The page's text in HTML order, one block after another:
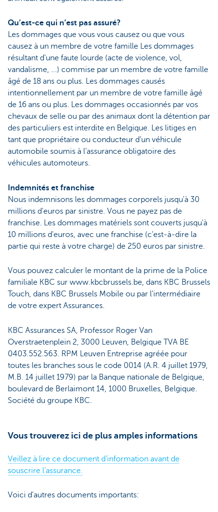
Qu’est-ce qui n’est pas assuré?
Les dommages que vous vous causez ou que vous
causez à un membre de votre famille Les dommages
résultant d'une faute lourde (acte de violence, vol,
vandalisme, ...) commise par un membre de votre famille
âgé de 18 ans ou plus. Les dommages causés
intentionnellement par un membre de votre famille âgé
de 16 ans ou plus. Les dommages occasionnés par vos
chevaux de selle ou par des animaux dont la détention par
des particuliers est interdite en Belgique. Les litiges en
tant que propriétaire ou conducteur d’un véhicule
automobile soumis à l’assurance obligatoire des
véhicules automoteurs.
Indemnités et franchise
Nous indemnisons les dommages corporels jusqu'à 30
millions d'euros par sinistre. Vous ne payez pas de
franchise. Les dommages matériels sont couverts jusqu'à
10 millions d'euros, avec une franchise (c'est-à-dire la
partie qui reste à votre charge) de 250 euros par sinistre.
Vous pouvez calculer le montant de la prime de la Police
familiale KBC sur www.kbcbrussels.be, dans KBC Brussels
Touch, dans KBC Brussels Mobile ou par l'intermédiaire
de votre expert Assurances.
KBC Assurances SA, Professor Roger Van
Overstraetenplein 2, 3000 Leuven, Belgique TVA BE
0403.552.563. RPM Leuven Entreprise agréée pour
toutes les branches sous le code 0014 (A.R. 4 juillet 1979,
M.B. 14 juillet 1979) par la Banque nationale de Belgique,
boulevard de Berlaimont 14, 1000 Bruxelles, Belgique.
Société du groupe KBC.
Vous trouverez ici de plus amples informations
Veillez à lire ce document d’information avant de
souscrire l’assurance.
Voici d'autres documents importants: